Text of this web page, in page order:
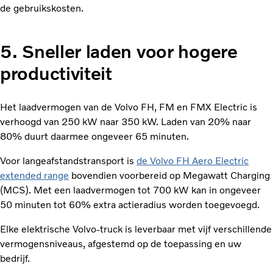
de gebruikskosten.
5. Sneller laden voor hogere
productiviteit
Het laadvermogen van de Volvo FH, FM en FMX Electric is
verhoogd van 250 kW naar 350 kW. Laden van 20% naar
80% duurt daarmee ongeveer 65 minuten.
Voor langeafstandstransport is de Volvo FH Aero Electric
extended range bovendien voorbereid op Megawatt Charging
(MCS). Met een laadvermogen tot 700 kW kan in ongeveer
50 minuten tot 60% extra actieradius worden toegevoegd.
Elke elektrische Volvo-truck is leverbaar met vijf verschillende
vermogensniveaus, afgestemd op de toepassing en uw
bedrijf.